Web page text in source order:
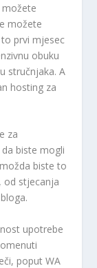
možete
možete
prvi mjesec
obuku
stručnjaka. A
hosting za
za
biste mogli
biste to
od stjecanja
upotrebe
poput WA